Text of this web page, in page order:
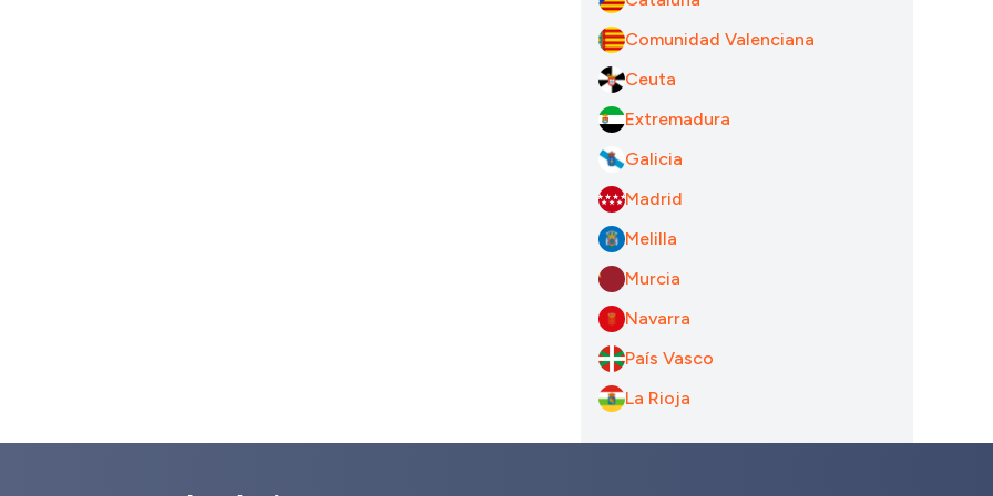
Comunidad Valenciana
Ceuta
Extremadura
Galicia
Madrid
Melilla
Murcia
Navarra
País Vasco
La Rioja